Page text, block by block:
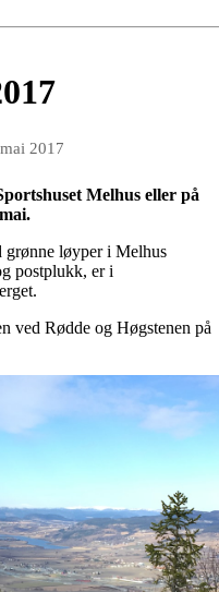
2017
Melhus eller på
grønne løyper i Melhus
postplukk, er i
ved Rødde og Høgstenen på